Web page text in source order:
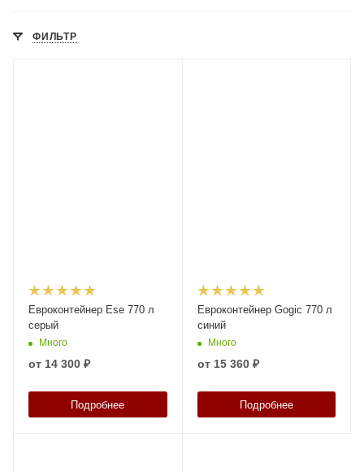
ФИЛЬТР
Евроконтейнер Ese 770 л
серый
Много
от 14 300 ₽
Подробнее
Евроконтейнер Gogic 770 л
синий
Много
от 15 360 ₽
Подробнее